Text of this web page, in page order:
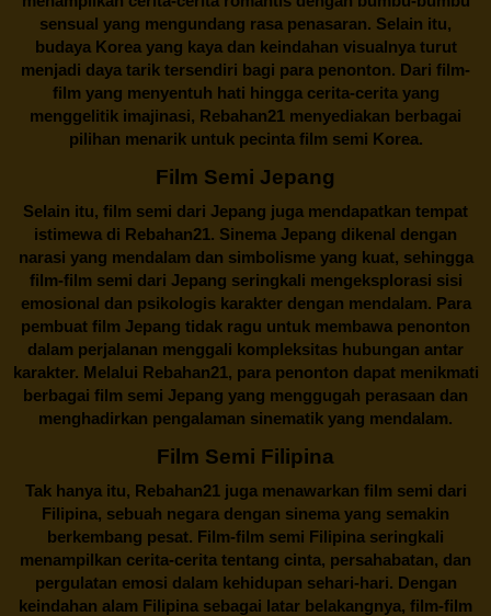
sensual yang mengundang rasa penasaran. Selain itu,
budaya Korea yang kaya dan keindahan visualnya turut
menjadi daya tarik tersendiri bagi para penonton. Dari film-
film yang menyentuh hati hingga cerita-cerita yang
menggelitik imajinasi, Rebahan21 menyediakan berbagai
pilihan menarik untuk pecinta film semi Korea.
Film Semi Jepang
Selain itu, film semi dari Jepang juga mendapatkan tempat
istimewa di Rebahan21. Sinema Jepang dikenal dengan
narasi yang mendalam dan simbolisme yang kuat, sehingga
film-film semi dari Jepang seringkali mengeksplorasi sisi
emosional dan psikologis karakter dengan mendalam. Para
pembuat film Jepang tidak ragu untuk membawa penonton
dalam perjalanan menggali kompleksitas hubungan antar
karakter. Melalui Rebahan21, para penonton dapat menikmati
berbagai film semi Jepang yang menggugah perasaan dan
menghadirkan pengalaman sinematik yang mendalam.
Film Semi Filipina
Tak hanya itu, Rebahan21juga menawarkan film semi dari
Filipina, sebuah negara dengan sinema yang semakin
berkembang pesat. Film-film semi Filipina seringkali
menampilkan cerita-cerita tentang cinta, persahabatan, dan
pergulatan emosi dalam kehidupan sehari-hari. Dengan
keindahan alam Filipina sebagai latar belakangnya, film-film